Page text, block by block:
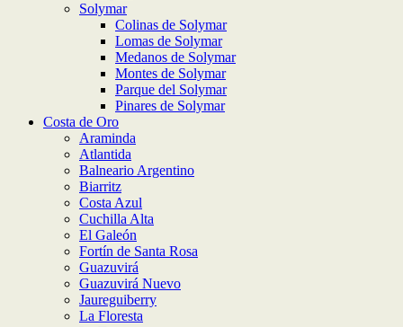
Solymar
Colinas de Solymar
Lomas de Solymar
Medanos de Solymar
Montes de Solymar
Parque del Solymar
Pinares de Solymar
Costa de Oro
Araminda
Atlantida
Balneario Argentino
Biarritz
Costa Azul
Cuchilla Alta
El Galeón
Fortín de Santa Rosa
Guazuvirá
Guazuvirá Nuevo
Jaureguiberry
La Floresta